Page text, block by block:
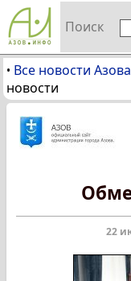
Поиск
• Все новости Азова
новости
22